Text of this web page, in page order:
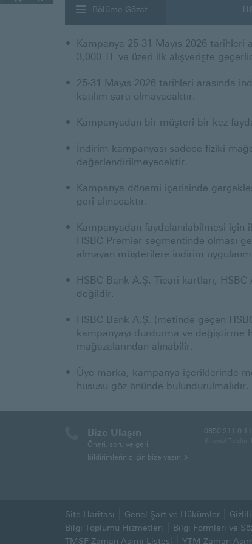
Bölüme Gözat
Kampanya 25-31 Mayıs 2026 tarihleri
3,000 TL ve üzeri ilk alışverişte
25-31 Mayıs 2026 tarihleri arasında
katılım şartı olmayacaktır.
Kampanyadan bir müşteri bir kez
İndirim kampanyası sadece fiziki
değerlendirilmeyecektir.
Kampanya dönemi içerisinde
geri alınacaktır.
Kampanyadan faydalanılabilmesi için
HSBC Premier segmentinde olması
almayan müşterilere indirim
HSBC Bank A.Ş. Ticari kartları,
değildir.
HSBC Bank A.Ş. (metinde geçen
kampanyayı durdurma ve değiştirme
mağazalarından alınabilir.
Üye marka, kampanya içeriklerinde
hususu göz önünde bulundurulmalıdır.
Bize Ulaşın
Öneri, soru ve geri
bildirimleriniz için bize yazın
0850 211 0 111
Site Haritası Genel Şart ve Hükümler
Bilgi Toplumu Hizmetleri (Bu sayfa yeni
Bilgi Formları ve
TMSF Zaman Aşımı Listesi
YTM Zaman